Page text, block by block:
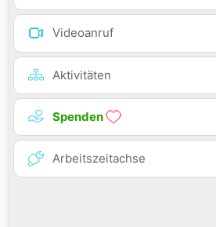
Videoanruf
Aktivitäten
Spenden
Arbeitszeitachse